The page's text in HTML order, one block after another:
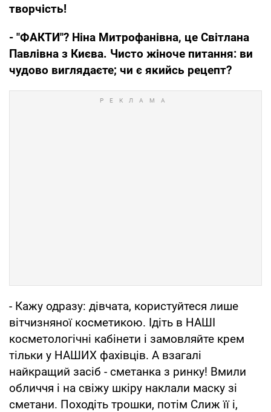
творчiсть!
- "ФАКТИ"? Ніна Митрофанівна, це Світлана
Павлівна з Києва. Чисто жіноче питання: ви
чудово виглядаєте; чи є якийсь рецепт?
- Кажу одразу: дівчата, користуйтеся лише
вітчизняної косметикою. Ідіть в НАШІ
косметологічні кабінети і замовляйте крем
тільки у НАШИХ фахівців. А взагалі
найкращий засіб - сметанка з ринку! Вмили
обличчя і на свіжу шкіру наклали маску зі
сметани. Походіть трошки, потім Слиж її і,